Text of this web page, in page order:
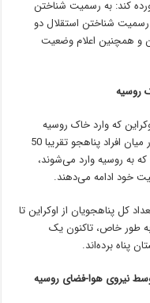
کند: به رسمیت شناختن
شناختن استقلال دو
و همچنین اعلام وضعیت
که وارد خاک روسیه
شده‌اند به 200 هزار نفر افزایش یافته است، در میان افراد پناهجو تقریبا 50
به روسیه وارد می‌شوند،
کل پناهجویان از اوکراین تا
نفر برسد. به طور خاص، تاکنون یک